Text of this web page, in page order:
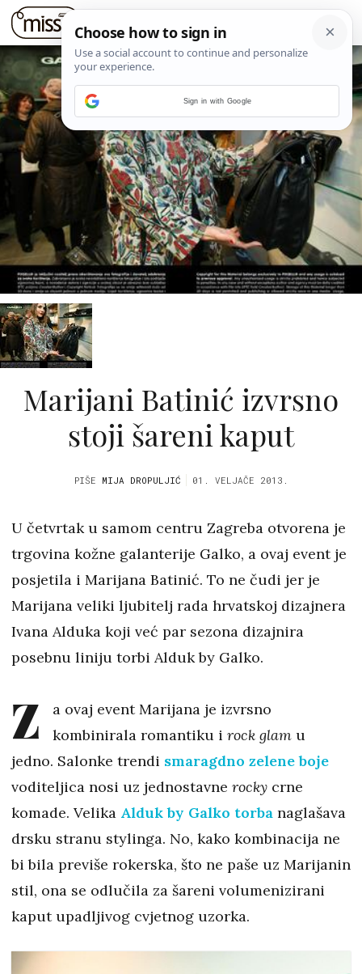
Marijani Batinić izvrsno
stoji šareni kaput
PIŠE MIJA DROPULJIĆ 01. VELJAČE 2013.
U četvrtak u samom centru Zagreba otvorena je
trgovina kožne galanterije Galko, a ovaj event je
posjetila i Marijana Batinić. To ne čudi jer je
Marijana veliki ljubitelj rada hrvatskoj dizajnera
Ivana Alduka koji već par sezona dizajnira
posebnu liniju torbi Alduk by Galko.
Z
a ovaj event Marijana je izvrsno
kombinirala romantiku i rock glamu
jedno. Salonke trendi smaragdno zelene boje
voditeljica nosi uz jednostavne rocky crne
komade. Velika Alduk by Galko torba naglašava
drsku stranu stylinga. No, kako kombinacija ne
bi bila previše rokerska, što ne paše uz Marijanin
stil, ona se odlučila za šareni volumenizirani
kaput upadljivog cvjetnog uzorka.
Sign in with Google